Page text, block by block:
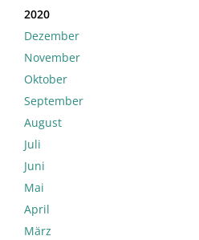
2020
Dezember
November
Oktober
September
August
Juli
Juni
Mai
April
März